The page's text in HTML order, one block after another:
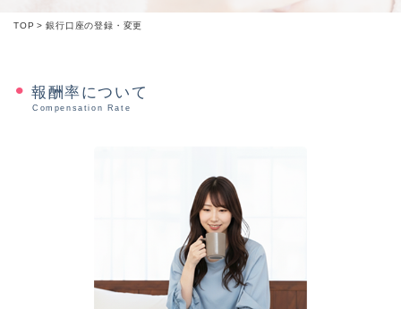
TOP 銀行口座の登録・変更
報酬率について
Compensation Rate